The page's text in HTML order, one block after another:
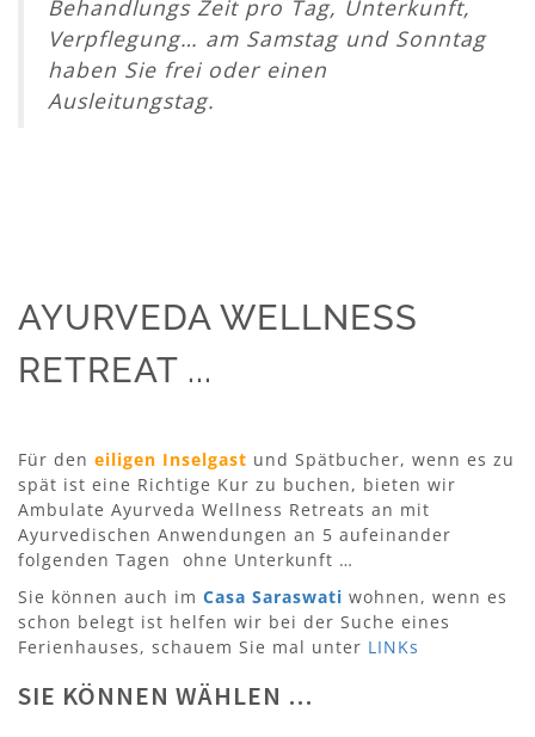
Behandlungs Zeit pro Tag, Unterkunft,
Verpflegung… am Samstag und Sonntag
haben Sie frei oder einen
Ausleitungstag.
AYURVEDA WELLNESS
RETREAT ...
Für den eiligen Inselgast und Spätbucher, wenn es zu
spät ist eine Richtige Kur zu buchen, bieten wir
Ambulate Ayurveda Wellness Retreats an mit
Ayurvedischen Anwendungen an 5 aufeinander
folgenden Tagen ohne Unterkunft …
Sie können auch im Casa Saraswati wohnen, wenn es
schon belegt ist helfen wir bei der Suche eines
Ferienhauses, schauem Sie mal unter LINKs
SIE KÖNNEN WÄHLEN …